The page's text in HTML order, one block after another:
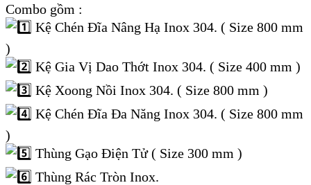
Combo gồm :
Kệ Chén Đĩa Nâng Hạ Inox 304. ( Size 800 mm
)
Kệ Gia Vị Dao Thớt Inox 304. ( Size 400 mm )
Kệ Xoong Nồi Inox 304. ( Size 800 mm )
Kệ Chén Đĩa Đa Năng Inox 304. ( Size 800 mm
)
Thùng Gạo Điện Tử ( Size 300 mm )
Thùng Rác Tròn Inox.